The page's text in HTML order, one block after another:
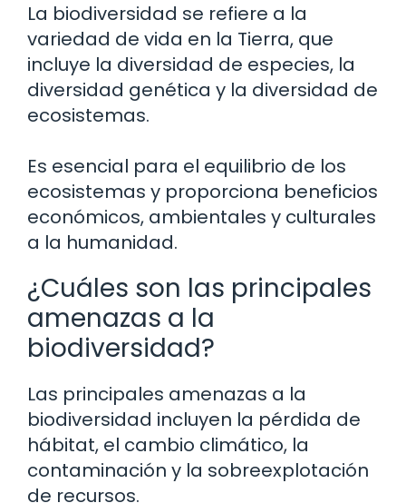
La biodiversidad se refiere a la
variedad de vida en la Tierra, que
incluye la diversidad de especies, la
diversidad genética y la diversidad de
ecosistemas.
Es esencial para el equilibrio de los
ecosistemas y proporciona beneficios
económicos, ambientales y culturales
a la humanidad.
¿Cuáles son las principales
amenazas a la
biodiversidad?
Las principales amenazas a la
biodiversidad incluyen la pérdida de
hábitat, el cambio climático, la
contaminación y la sobreexplotación
de recursos.